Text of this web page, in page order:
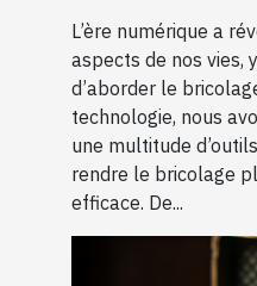
L’ère numérique a
aspects de nos vies,
d’aborder le
technologie, nous
une multitude
rendre le bricolage
efficace. De...